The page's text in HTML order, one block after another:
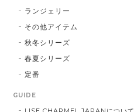
ランジェリー
その他アイテム
秋冬シリーズ
春夏シリーズ
定番
GUIDE